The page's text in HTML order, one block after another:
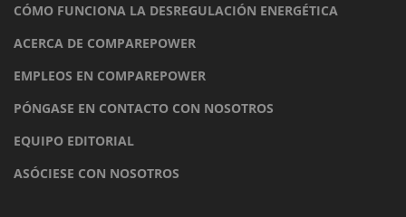
CÓMO FUNCIONA LA DESREGULACIÓN ENERGÉTICA
ACERCA DE COMPAREPOWER
EMPLEOS EN COMPAREPOWER
PÓNGASE EN CONTACTO CON NOSOTROS
EQUIPO EDITORIAL
ASÓCIESE CON NOSOTROS